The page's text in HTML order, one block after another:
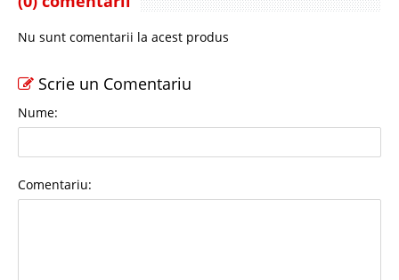
Nu sunt comentarii la acest produs
Scrie un Comentariu
Nume:
Comentariu: